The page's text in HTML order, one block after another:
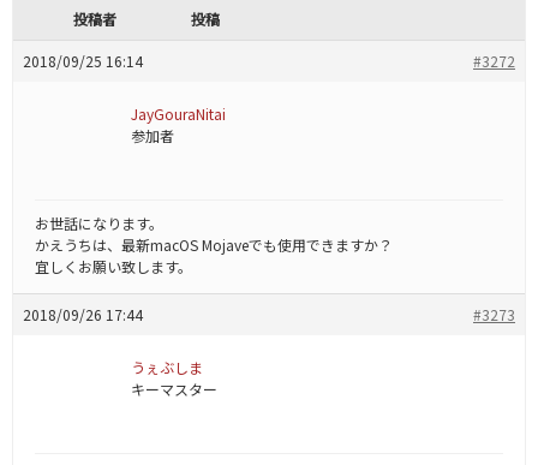
投稿者 投稿
2018/09/25 16:14 #3272
JayGouraNitai
参加者
お世話になります。
かえうちは、最新macOS Mojaveでも使用できますか？
宜しくお願い致します。
2018/09/26 17:44 #3273
うぇぶしま
キーマスター